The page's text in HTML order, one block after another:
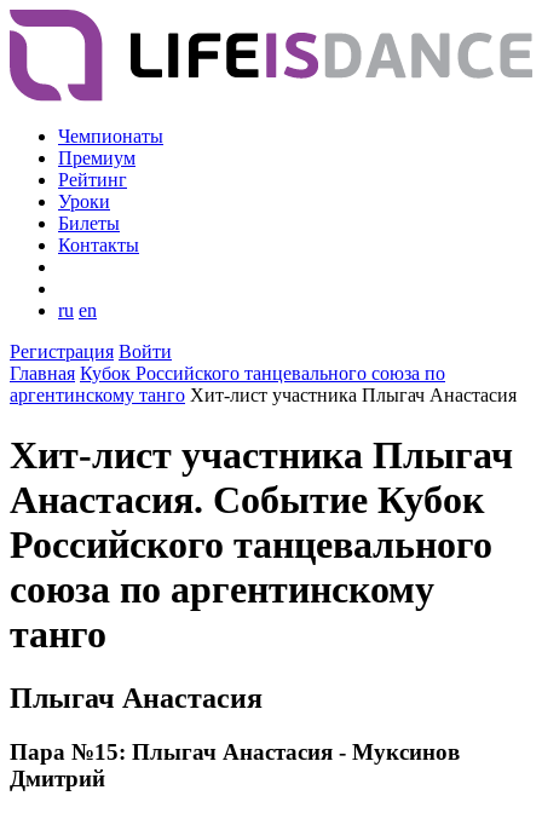
Чемпионаты
Премиум
Рейтинг
Уроки
Билеты
Контакты
ru en
Регистрация Войти
Главная Кубок Российского танцевального союза по
аргентинскому танго Хит-лист участника Плыгач Анастасия
Хит-лист участника Плыгач
Анастасия. Событие Кубок
Российского танцевального
союза по аргентинскому
танго
Плыгач Анастасия
Пара №15: Плыгач Анастасия - Муксинов
Дмитрий